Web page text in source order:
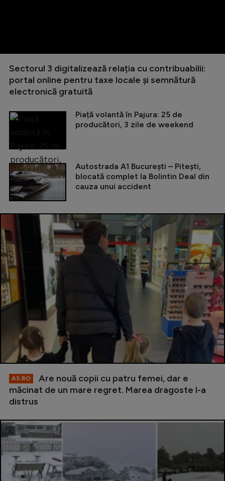
Sectorul 3 digitalizează relația cu contribuabilii:
portal online pentru taxe locale și semnătură
electronică gratuită
Piață volantă în Pajura: 25 de
producători, 3 zile de weekend
Autostrada A1 București – Pitești,
blocată complet la Bolintin Deal din
cauza unui accident
AS.RO
Are nouă copii cu patru femei, dar e
măcinat de un mare regret. Marea dragoste l-a
distrus